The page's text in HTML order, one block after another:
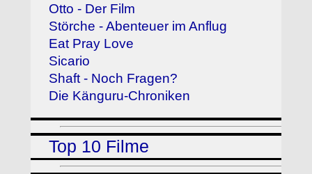
Otto - Der Film
Störche - Abenteuer im Anflug
Eat Pray Love
Sicario
Shaft - Noch Fragen?
Die Känguru-Chroniken
Top 10 Filme